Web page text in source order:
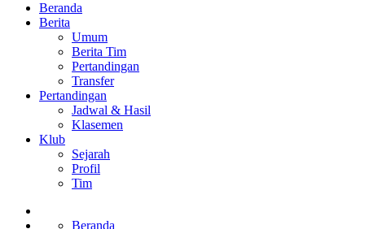
Beranda
Berita
Umum
Berita Tim
Pertandingan
Transfer
Pertandingan
Jadwal & Hasil
Klasemen
Klub
Sejarah
Profil
Tim
Beranda